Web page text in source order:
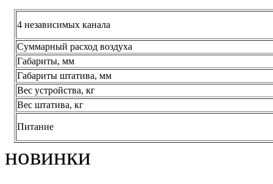
4 независимых канала
Суммарный расход воздуха
Габариты, мм
Габариты штатива, мм
Вес устройства, кг
Вес штатива, кг
Питание
новинки